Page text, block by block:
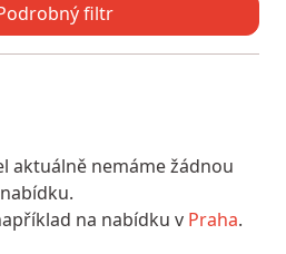
filtr
aktuálně nemáme žádnou
nabídku.
na nabídku v Praha.